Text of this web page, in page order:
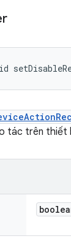
tác trên thiết